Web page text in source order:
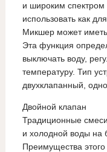
и широким
использовать как
Микшер может иметь
Эта функция
выключать воду,
температуру. Тип
двухклапанный,
Двойной клапан
Традиционные
и холодной воды на
Преимущества